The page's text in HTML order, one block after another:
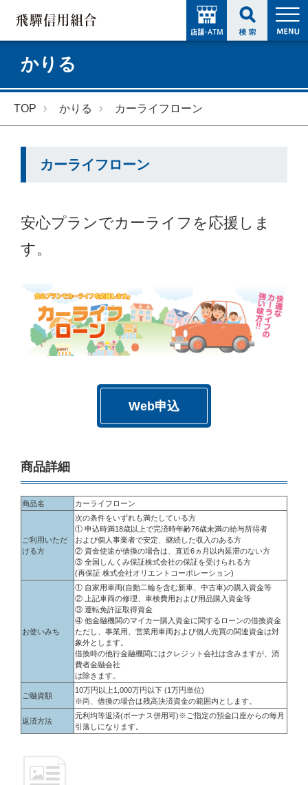
かりる
TOP かりる カーライフローン
カーライフローン
安心プランでカーライフを応援しま
す。
Web申込
商品詳細
商品名 カーライフローン
ご利用いただ
ける方
次の条件をいずれも満たしている方
① 申込時満18歳以上で完済時年齢76歳未満の給与所得者
および個人事業者で安定、継続した収入のある方
② 資金使途が借換の場合は、直近6ヵ月以内延滞のない方
③ 全国しんくみ保証株式会社の保証を受けられる方
(再保証 株式会社オリエントコーポレーション)
お使いみち
① 自家用車両(自動二輪を含む新車、中古車)の購入資金等
② 上記車両の修理、車検費用および用品購入資金等
③ 運転免許証取得資金
④ 他金融機関のマイカー購入資金に関するローンの借換資金
ただし、事業用、営業用車両および個人売買の関連資金は対
象外とします。
借換時の他行金融機関にはクレジット会社は含みますが、消
費者金融会社
は除きます。
ご融資額
10万円以上1,000万円以下 (1万円単位)
※尚、借換の場合は残高決済資金の範囲内とします。
返済方法
元利均等返済(ボーナス併用可)※ご指定の預金口座からの毎月
引落しになります。